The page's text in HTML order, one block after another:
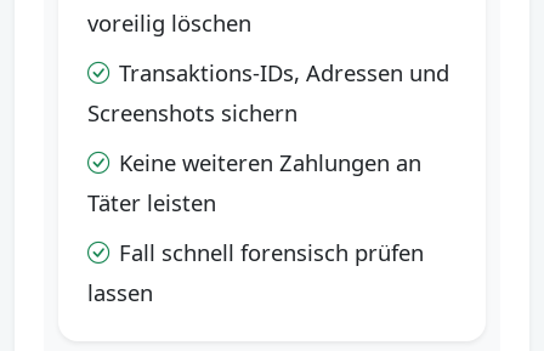
voreilig löschen
Transaktions-IDs, Adressen und
Screenshots sichern
Keine weiteren Zahlungen an
Täter leisten
Fall schnell forensisch prüfen
lassen